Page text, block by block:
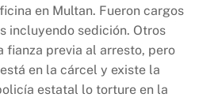
k
en Multan. Fueron cargos
incluyendo sedición. Otros
fianza previa al arresto, pero
en la cárcel y existe la
estatal lo torture en la